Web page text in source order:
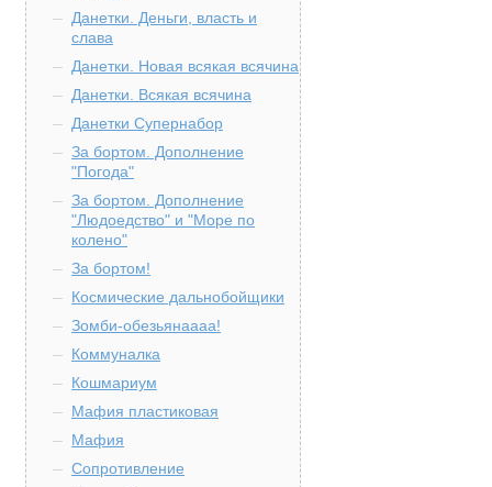
Данетки. Деньги, власть и
слава
Данетки. Новая всякая всячина
Данетки. Всякая всячина
Данетки Супернабор
За бортом. Дополнение
"Погода"
За бортом. Дополнение
"Людоедство" и "Море по
колено"
За бортом!
Космические дальнобойщики
Зомби-обезьянаааа!
Коммуналка
Кошмариум
Мафия пластиковая
Мафия
Сопротивление